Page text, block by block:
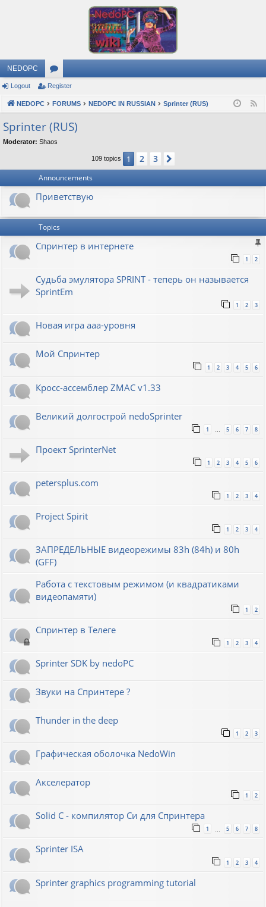
NEDOPC
or
u
m
s
Logout Register
NEDOPC FORUMS NEDOPC IN RUSSIAN Sprinter (RUS)
Sprinter (RUS)
Moderator: Shaos
109 topics 1 2 3
Announcements
Приветствую
Topics
Спринтер в интернете
1 2
Судьба эмулятора SPRINT - теперь он называется
SprintEm
1 2 3
Новая игра ааа-уровня
Мой Спринтер
1 2 3 4 5 6
Кросс-ассемблер ZMAC v1.33
Великий долгострой nedoSprinter
1 5 6 7 8
Проект SprinterNet
1 2 3 4 5 6
petersplus.com
1 2 3 4
Project Spirit
1 2 3 4
ЗАПРЕДЕЛЬНЫЕ видеорежимы 83h (84h) и 80h
(GFF)
Работа с текстовым режимом (и квадратиками
видеопамяти)
1 2
Спринтер в Телеге
1 2 3 4
Sprinter SDK by nedoPC
Звуки на Спринтере ?
Thunder in the deep
1 2 3
Графическая оболочка NedoWin
Акселератор
1 2
Solid C - компилятор Си для Спринтера
1 … 5 6 7 8
Sprinter ISA
1 2 3 4
Sprinter graphics programming tutorial